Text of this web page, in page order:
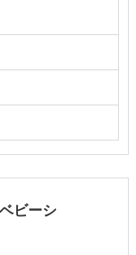
ビーシ